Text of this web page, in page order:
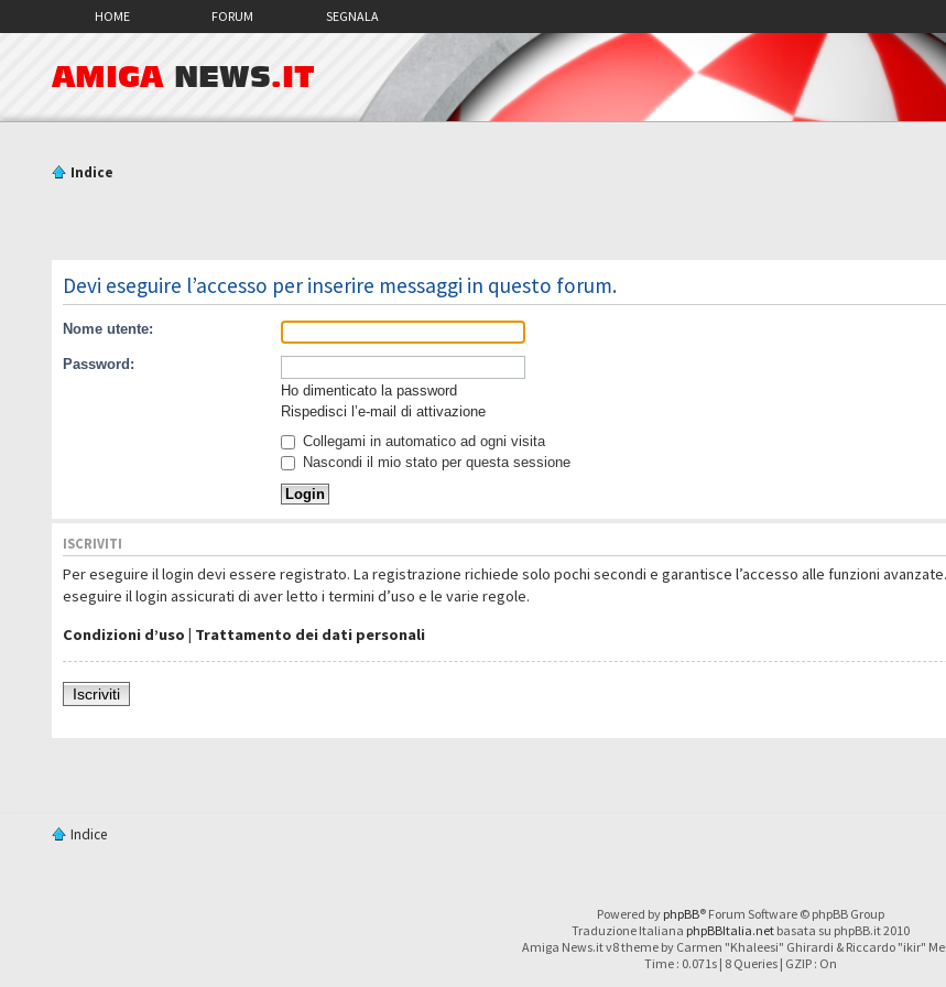
HOME FORUM SEGNALA
AMIGA NEWS.IT
Indice
Devi eseguire l’accesso per inserire messaggi in questo forum.
Nome utente:
Password:
Ho dimenticato la password
Rispedisci l’e-mail di attivazione
Collegami in automatico ad ogni visita
Nascondi il mio stato per questa sessione
ISCRIVITI
Per eseguire il login devi essere registrato. La registrazione richiede solo pochi secondi e garantisce l’accesso alle funzioni
eseguire il login assicurati di aver letto i termini d’uso e le varie regole.
Condizioni d’uso | Trattamento dei dati personali
Iscriviti
Indice
Powered by phpBB® Forum Software © phpBB Group
Traduzione Italiana phpBBItalia.netbasata su phpBB.it 2010
Amiga News.it v8 theme by Carmen "Khaleesi" Ghirardi & Riccardo "ikir"
Time : 0.071s | 8 Queries | GZIP : On